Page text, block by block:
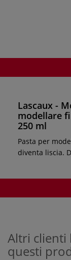
Lascaux -
modellare
250 ml
Pasta per
diventa liscia.
Altri clienti
questi